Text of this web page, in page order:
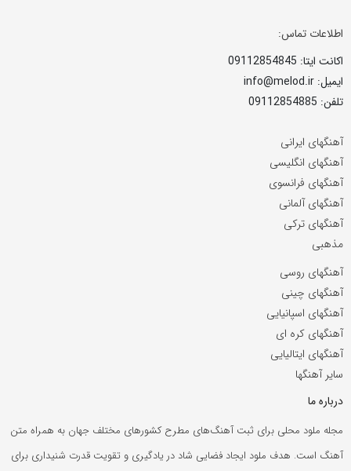
اطلاعات تماس:
اکانت ایتا: 09112854845
ایمیل: info@melod.ir
تلفن: 09112854885
آهنگهای ایرانی
آهنگهای انگلیسی
آهنگهای فرانسوی
آهنگهای آلمانی
آهنگهای ترکی
مذهبی
آهنگهای روسی
آهنگهای چینی
آهنگهای اسپانیایی
آهنگهای کره ای
آهنگهای ایتالیایی
سایر آهنگها
درباره ما
مجله ملود محلی برای ثبت آهنگ‌های مطرح کشورهای مختلف جهان به همراه متن
آهنگ است. هدف ملود ایجاد فضایی شاد در یادگیری و تقویت قدرت شنیداری برای